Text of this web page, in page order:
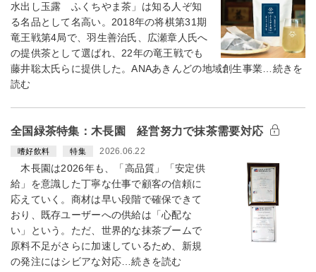
水出し玉露 ふくちやま茶」は知る人ぞ知
る名品として名高い。2018年の将棋第31期
竜王戦第4局で、羽生善治氏、広瀬章人氏へ
の提供茶として選ばれ、22年の竜王戦でも
藤井聡太氏らに提供した。ANAあきんどの地域創生事業…続きを
読む
全国緑茶特集：木長園 経営努力で抹茶需要対応
嗜好飲料 特集 2026.06.22
木長園は2026年も、「高品質」「安定供
給」を意識した丁寧な仕事で顧客の信頼に
応えていく。商材は早い段階で確保できて
おり、既存ユーザーへの供給は「心配な
い」という。ただ、世界的な抹茶ブームで
原料不足がさらに加速しているため、新規
の発注にはシビアな対応…続きを読む